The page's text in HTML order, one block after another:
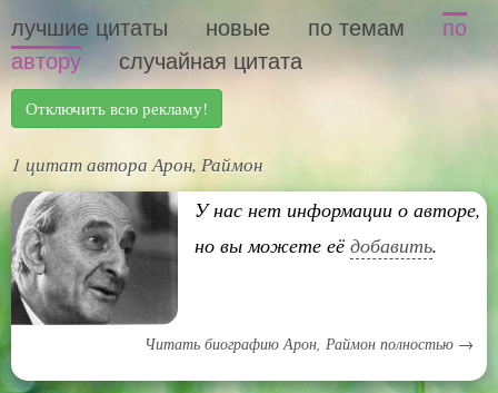
лучшие цитаты новые по темам
по
автору
случайная цитата
Отключить всю рекламу!
1 цитат автора Арон, Раймон
У нас нет информации о авторе,
но вы можете её добавить.
Читать биографию Арон, Раймон полностью →